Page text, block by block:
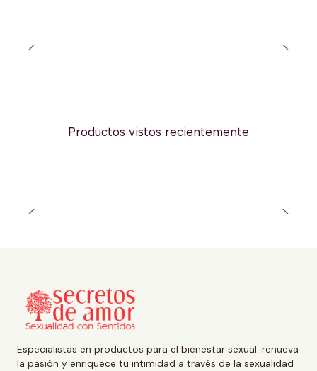
Productos vistos recientemente
Especialistas en productos para el bienestar sexual. renueva
la pasión y enriquece tu intimidad a través de la sexualidad